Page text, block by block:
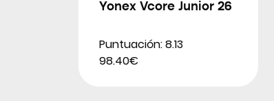
Yonex Vcore Junior 26
Puntuación: 8.13
98.40€